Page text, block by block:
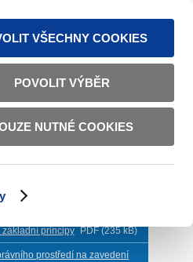
VŠECHNY COOKIES
POVOLIT VÝBĚR
NUTNÉ COOKIES
ČESKY ENGLISH
principy PDF (235 kB)
prostředí na zavedení